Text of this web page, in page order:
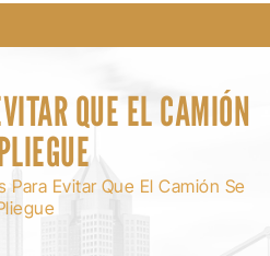
QUE EL CAMIÓN
Para Evitar Que El Camión Se